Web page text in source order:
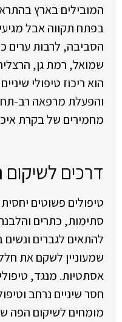
המובילים בארץ
בפתח תקווה אבל
הסביבה, לרבות ערים
שמואל, רמת גן,
הוא ריכוז טיפולי
והפעלת מרפאה רב-
מחמירים של בקרת
דרכים
טיפולים פשוטים
סתימות, כתרים והלבנת
להתאים לגברים ונשים
שמעוניין לשקם את
אסתטיות. מנגד,
חסר שיניים נרחב
מומחים לשיקום הפה